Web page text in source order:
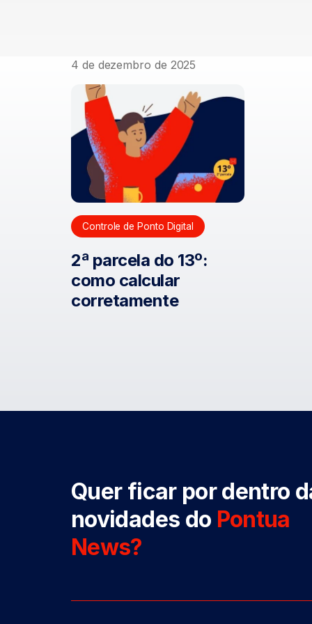
4 de dezembro de 2025
Controle de Ponto Digital
2ª parcela do 13º:
como calcular
corretamente
Quer ficar por dentro
novidades do Pontua
News?